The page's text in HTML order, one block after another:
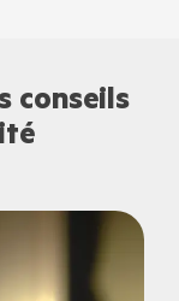
conseils